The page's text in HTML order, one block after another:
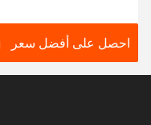
مرة
احصل على أفضل سعر